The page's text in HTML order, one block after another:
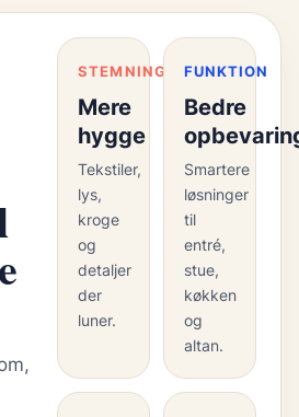
STEMNING
Mere
hygge
Tekstiler,
lys,
kroge
og
detaljer
der
luner.
FUNKTION
Bedre
Smartere
løsninger
til
entré,
stue,
køkken
og
altan.